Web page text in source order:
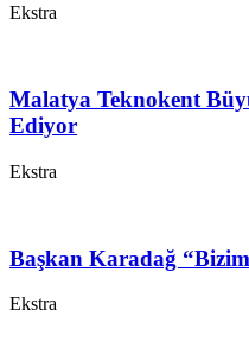
Ekstra
Malatya Teknokent
Ediyor
Ekstra
Başkan Karadağ
Ekstra